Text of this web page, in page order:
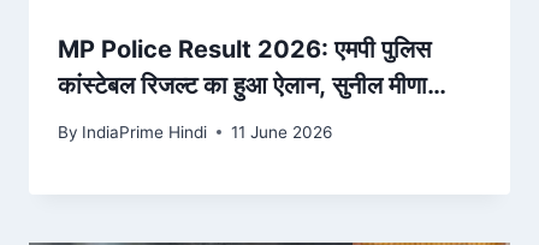
MP Police Result 2026: एमपी पुलिस
कांस्टेबल रिजल्ट का हुआ ऐलान, सुनील मीणा
टॉपर, कटऑफ ने बढ़ाई टेंशन – ndtv.in
By IndiaPrime Hindi 11 June 2026